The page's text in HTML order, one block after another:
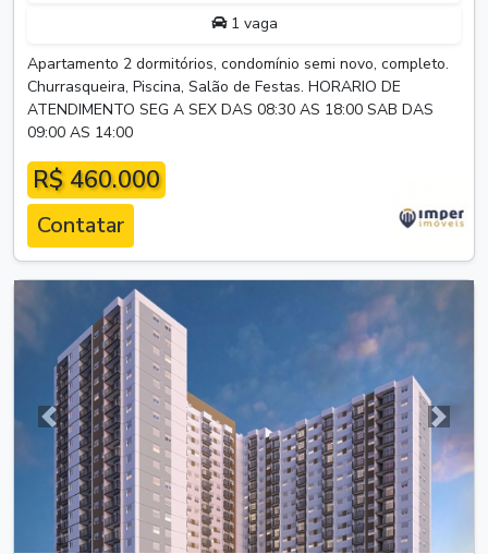
1 vaga
Apartamento 2 dormitórios, condomínio semi novo, completo.
Churrasqueira, Piscina, Salão de Festas. HORARIO DE
ATENDIMENTO SEG A SEX DAS 08:30 AS 18:00 SAB DAS
09:00 AS 14:00
R$ 460.000
Contatar
Anterior